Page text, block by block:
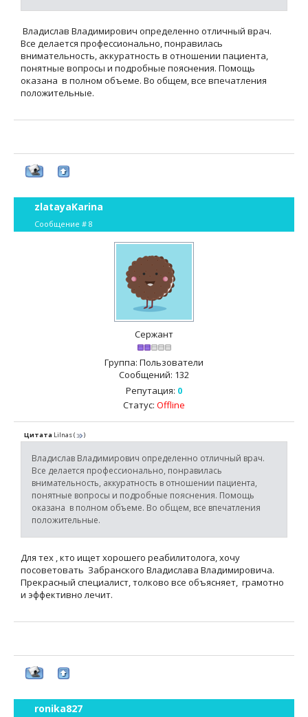
Владислав Владимирович определенно отличный врач.
Все делается профессионально, понравилась
внимательность, аккуратность в отношении пациента,
понятные вопросы и подробные пояснения. Помощь
оказана в полном объеме. Во общем, все впечатления
положительные.
zlatayaKarina
Сообщение # 8
Сержант
Группа: Пользователи
Сообщений: 132
Репутация: 0
Статус: Offline
Цитата Lilnas( )
Владислав Владимирович определенно отличный врач.
Все делается профессионально, понравилась
внимательность, аккуратность в отношении пациента,
понятные вопросы и подробные пояснения. Помощь
оказана в полном объеме. Во общем, все впечатления
положительные.
Для тех , кто ищет хорошего реабилитолога, хочу
посоветовать Забранского Владислава Владимировича.
Прекрасный специалист, толково все объясняет, грамотно
и эффективно лечит.
ronika827